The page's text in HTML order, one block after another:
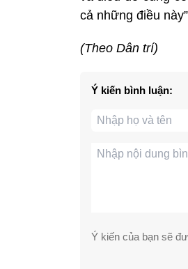
cả những điều
(Theo Dân trí)
Ý kiến bình luận:
Ý kiến của bạn sẽ